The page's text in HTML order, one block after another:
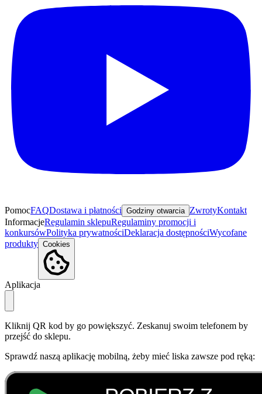
PomocFAQDostawa i płatności Godziny otwarcia ZwrotyKontakt
InformacjeRegulamin sklepuRegulaminy promocji i
konkursówPolityka prywatnościDeklaracja dostępnościWycofane
produkty Cookies
Aplikacja
Kliknij QR kod by go powiększyć. Zeskanuj swoim telefonem by
przejść do sklepu.
Sprawdź naszą aplikację mobilną, żeby mieć liska zawsze pod ręką: